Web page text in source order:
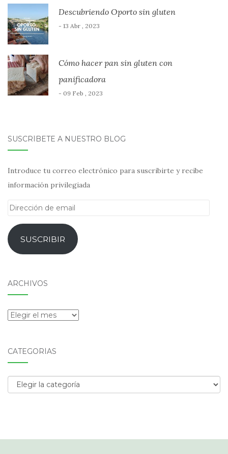
Descubriendo Oporto sin gluten
- 13 Abr , 2023
Cómo hacer pan sin gluten con
panificadora
- 09 Feb , 2023
SUSCRÍBETE A NUESTRO BLOG
Introduce tu correo electrónico para suscribirte y recibe
información privilegiada
Dirección
emailSUSCRIBIR
ARCHIVOS
Archivos
CATEGORÍAS
Categorías